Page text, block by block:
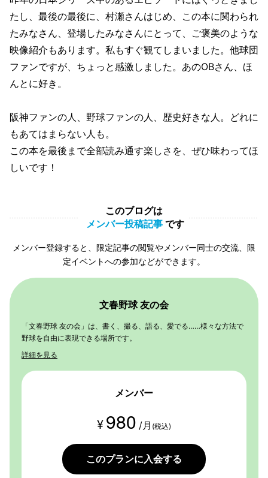
たし、最後の最後に、村瀬さんはじめ、この本に関わられ
たみなさん、登場したみなさんにとって、ご褒美のような
映像紹介もあります。私もすぐ観てしまいました。他球団
ファンですが、ちょっと感激しました。あのOBさん、ほ
んとに好き。
阪神ファンの人、野球ファンの人、歴史好きな人。どれに
もあてはまらない人も。
この本を最後まで全部読み通す楽しさを、ぜひ味わってほ
しいです！
このブログは
メンバー投稿記事 です
メンバー登録すると、限定記事の閲覧やメンバー同士の交流、限
定イベントへの参加などができます。
文春野球 友の会
「文春野球 友の会」は、書く、撮る、語る、愛でる……様々な方法で
野球を自由に表現できる場所です。
詳細を見る
メンバー
¥ 980 /月 (税込)
このプランに入会する